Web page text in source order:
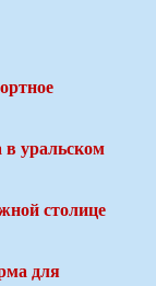
в уральском
столице
для